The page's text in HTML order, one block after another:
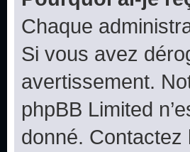
Chaque
Si vous avez
avertissement.
phpBB Limited
donné. Contactez